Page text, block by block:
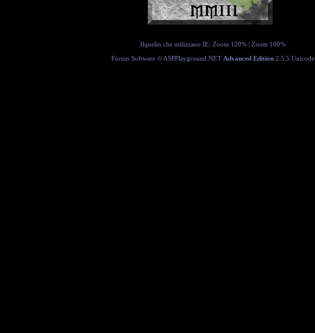
Ilquelin che utilizzano IE: Zoom 120%| Zoom 100%
Forum Software © ASPPlayground.NET Advanced Edition2.5.5 Unicode